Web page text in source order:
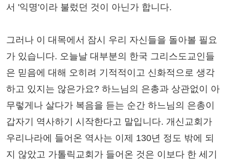
서 '익명'이라 불렀던 것이 아닌가 합니다.
그러나 이 대목에서 잠시 우리 자신들을 돌아볼 필요
가 있습니다. 오늘날 대부분의 한국 그리스도교인들
은 믿음에 대해 오히려 기적적이고 신화적으로 생각
하고 있지는 않은가요? 하느님의 은총과 상관없이 아
무렇게나 살다가 복음을 듣는 순간 하느님의 은총이
갑자기 역사하기 시작한다고 말입니다. 개신교회가
우리나라에 들어온 역사는 이제 130년 정도 밖에 되
지 않았고 가톨릭교회가 들어온 것은 이보다 한 세기